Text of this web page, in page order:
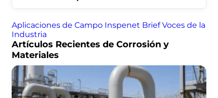
Aplicaciones de Campo Inspenet Brief Voces de la
Industria
Artículos Recientes de Corrosión y
Materiales